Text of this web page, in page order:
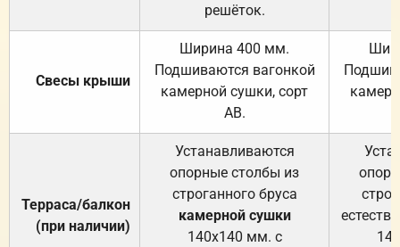
решёток.
Свесы крыши
Ширина 400 мм.
Подшиваются вагонкой
камерной сушки, сорт
АВ.
Терраса/балкон
(при наличии)
Устанавливаются
опорные столбы из
строганного бруса
камерной сушки
140х140 мм. с